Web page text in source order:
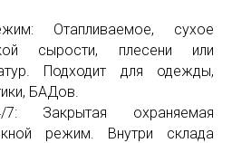
Отапливаемое, сухое
сырости, плесени или
Подходит для одежды,
БАДов.
7: Закрытая охраняемая
режим. Внутри склада